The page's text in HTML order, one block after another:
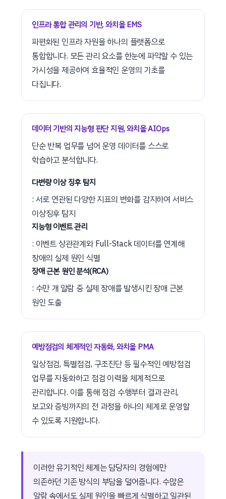
인프라 통합 관리의 기반, 와치올 EMS
파편화된 인프라 자원을 하나의 플랫폼으로
통합합니다. 모든 관리 요소를 한눈에 파악할 수 있는
가시성을 제공하여 효율적인 운영의 기초를
다집니다.
데이터 기반의 지능형 판단 지원, 와치올 AIOps
단순 반복 업무를 넘어 운영 데이터를 스스로
학습하고 분석합니다.
다변량 이상 징후 탐지
: 서로 연관된 다양한 지표의 변화를 감지하여 서비스
이상징후 탐지
지능형 이벤트 관리
: 이벤트 상관관계와 Full-Stack 데이터를 연계해
장애의 실제 원인 식별
장애 근본 원인 분석(RCA)
: 수만 개 알람 중 실제 장애를 발생시킨 장애 근본
원인 도출
예방점검의 체계적인 자동화, 와치올 PMA
일상점검, 특별점검, 구조진단 등 필수적인 예방점검
업무를 자동화하고 점검 이력을 체계적으로
관리합니다. 이를 통해 점검 수행부터 결과 관리,
보고와 증빙까지의 전 과정을 하나의 체계로 운영할
수 있도록 지원합니다.
이러한 유기적인 체계는 담당자의 경험에만
의존하던 기존 방식의 부담을 덜어줍니다. 수많은
알람 속에서도 실제 원인을 빠르게 식별하고 일관된